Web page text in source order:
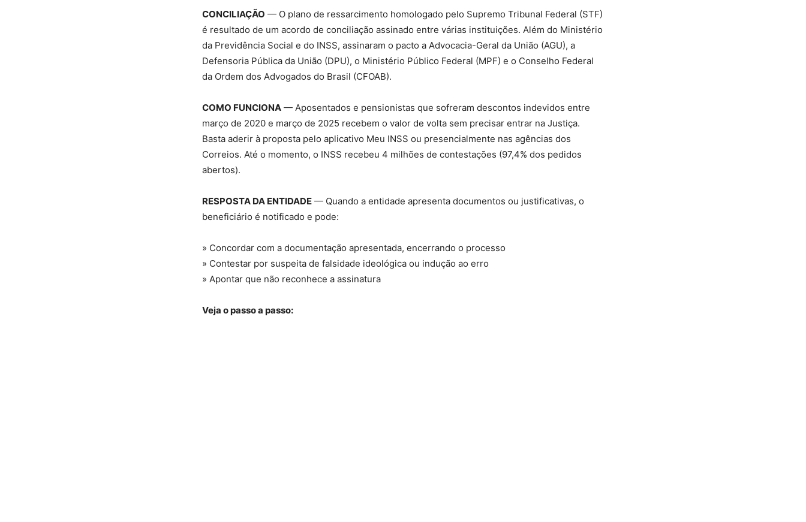
CONCILIAÇÃO — O plano de ressarcimento homologado pelo Supremo Tribunal Federal (STF)
é resultado de um acordo de conciliação assinado entre várias instituições. Além do Ministério
da Previdência Social e do INSS, assinaram o pacto a Advocacia-Geral da União (AGU), a
Defensoria Pública da União (DPU), o Ministério Público Federal (MPF) e o Conselho Federal
da Ordem dos Advogados do Brasil (CFOAB).
COMO FUNCIONA — Aposentados e pensionistas que sofreram descontos indevidos entre
março de 2020 e março de 2025 recebem o valor de volta sem precisar entrar na Justiça.
Basta aderir à proposta pelo aplicativo Meu INSS ou presencialmente nas agências dos
Correios. Até o momento, o INSS recebeu 4 milhões de contestações (97,4% dos pedidos
abertos).
RESPOSTA DA ENTIDADE — Quando a entidade apresenta documentos ou justificativas, o
beneficiário é notificado e pode:
» Concordar com a documentação apresentada, encerrando o processo
» Contestar por suspeita de falsidade ideológica ou indução ao erro
» Apontar que não reconhece a assinatura
Veja o passo a passo: